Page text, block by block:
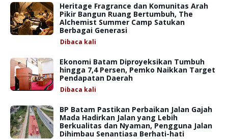
Heritage Fragrance dan Komunitas Arah
Pikir Bangun Ruang Bertumbuh, The
Alchemist Summer Camp Satukan
Berbagai Generasi
Dibaca kali
Ekonomi Batam Diproyeksikan Tumbuh
hingga 7,4 Persen, Pemko Naikkan Target
Pendapatan Daerah
Dibaca kali
BP Batam Pastikan Perbaikan Jalan Gajah
Mada Hadirkan Jalan yang Lebih
Berkualitas dan Nyaman, Pengguna Jalan
Dihimbau Senantiasa Berhati-hati